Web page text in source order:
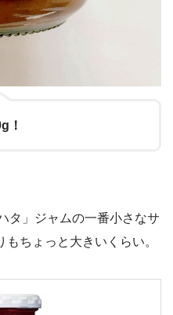
！
タ」ジャムの一番小さなサ
もちょっと大きいくらい。